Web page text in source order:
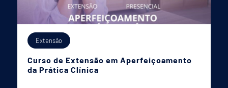
Extensão
Curso de Extensão em Aperfeiçoamento
da Prática Clínica